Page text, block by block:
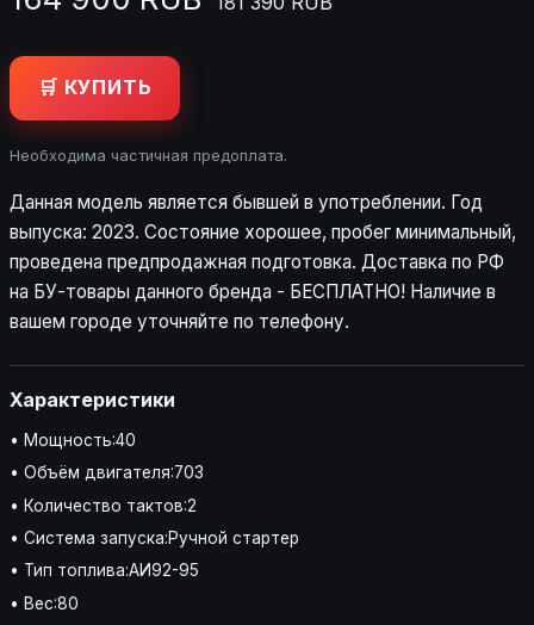
🛒 КУПИТЬ
Необходима частичная предоплата.
Данная модель является бывшей в употреблении. Год
выпуска: 2023. Состояние хорошее, пробег минимальный,
проведена предпродажная подготовка. Доставка по РФ
на БУ-товары данного бренда - БЕСПЛАТНО! Наличие в
вашем городе уточняйте по телефону.
Характеристики
• Мощность:40
• Объём двигателя:703
• Количество тактов:2
• Система запуска:Ручной стартер
• Тип топлива:АИ92-95
• Вес:80